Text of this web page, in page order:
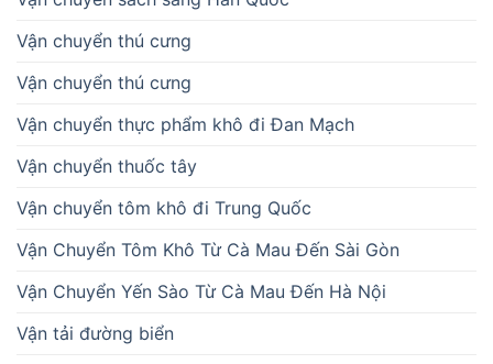
Vận chuyển thú cưng
Vận chuyển thú cưng
Vận chuyển thực phẩm khô đi Đan Mạch
Vận chuyển thuốc tây
Vận chuyển tôm khô đi Trung Quốc
Vận Chuyển Tôm Khô Từ Cà Mau Đến Sài Gòn
Vận Chuyển Yến Sào Từ Cà Mau Đến Hà Nội
Vận tải đường biển